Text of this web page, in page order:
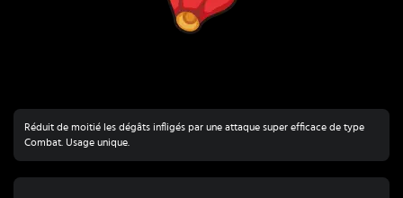
Réduit de moitié les dégâts infligés par une attaque super efficace de type
Combat. Usage unique.